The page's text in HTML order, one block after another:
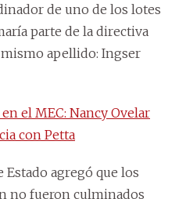
de uno de los lotes
parte de la directiva
apellido: Ingser
el MEC: Nancy Ovelar
con Petta
Estado agregó que los
no fueron culminados